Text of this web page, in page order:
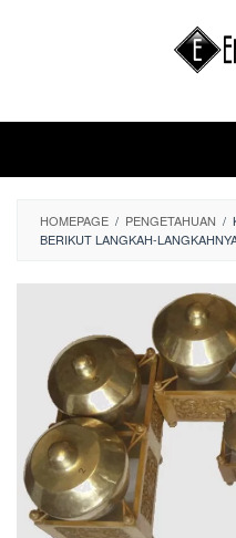
HOMEPAGE / PENGETAHUAN /
BERIKUT LANGKAH-